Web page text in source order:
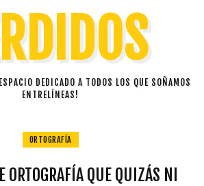
DEDICADO A TODOS LOS QUE SOÑAMOS
ENTRELÍNEAS!
ORTOGRAFÍA
ORTOGRAFÍA QUE QUIZÁS NI